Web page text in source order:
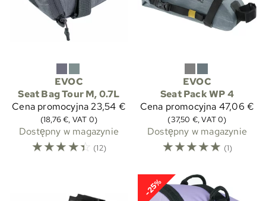
EVOC
Seat Bag Tour M, 0.7L
Cena promocyjna23,54 €
(18,76 €, VAT 0)
Dostępny w magazynie
☆☆☆☆☆ (12)
EVOC
Seat Pack WP 4
Cena promocyjna 47,06 €
(37,50 €, VAT 0)
Dostępny w magazynie
☆☆☆☆☆ (1)
-25%